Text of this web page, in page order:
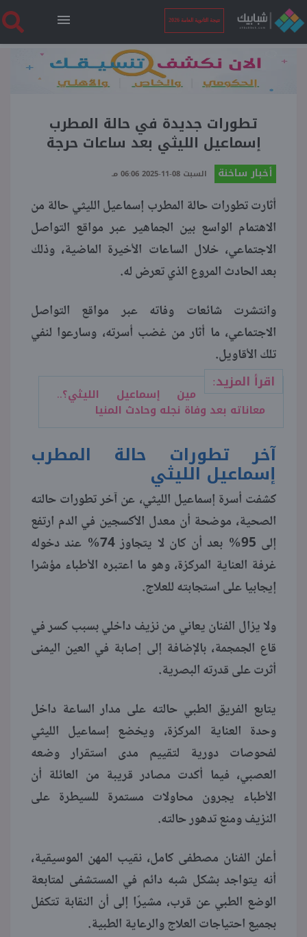
نتيجة الثانوية العامة 2026
الرئيسية
نتيجة الثانوية العامة 2026
فنجان قهوة
بوابة الطلبة
منوعات
تطورات جديدة في حالة المطرب
إسماعيل الليثي بعد ساعات حرجة
أخبار ساخنة السبت 08-11-2025 06:06 مـ
أثارت تطورات حالة المطرب إسماعيل الليثي حالة من
الاهتمام الواسع بين الجماهير عبر مواقع التواصل
الاجتماعي، خلال الساعات الأخيرة الماضية، وذلك
بعد الحادث المروع الذي تعرض له.
وانتشرت شائعات وفاته عبر مواقع التواصل
الاجتماعي، ما أثار من غضب أسرته، وسارعوا لنفي
تلك الأقاويل.
اقرأ المزيد:
مين إسماعيل الليثي؟..
معاناته بعد وفاة نجله وحادث المنيا
آخر تطورات حالة المطرب
إسماعيل الليثي
كشفت أسرة إسماعيل الليثي، عن آخر تطورات حالته
الصحية، موضحة أن معدل الأكسجين في الدم ارتفع
إلى 95% بعد أن كان لا يتجاوز 74% عند دخوله
غرفة العناية المركزة، وهو ما اعتبره الأطباء مؤشرا
إيجابيا على استجابته للعلاج.
ولا يزال الفنان يعاني من نزيف داخلي بسبب كسر في
قاع الجمجمة، بالإضافة إلى إصابة في العين اليمنى
أثرت على قدرته البصرية.
يتابع الفريق الطبي حالته على مدار الساعة داخل
وحدة العناية المركزة، ويخضع إسماعيل الليثي
لفحوصات دورية لتقييم مدى استقرار وضعه
العصبي، فيما أكدت مصادر قريبة من العائلة أن
الأطباء يجرون محاولات مستمرة للسيطرة على
النزيف ومنع تدهور حالته.
أعلن الفنان مصطفى كامل، نقيب المهن الموسيقية،
أنه يتواجد بشكل شبه دائم في المستشفى لمتابعة
الوضع الطبي عن قرب، مشيرًا إلى أن النقابة تتكفل
بجميع احتياجات العلاج والرعاية الطبية.